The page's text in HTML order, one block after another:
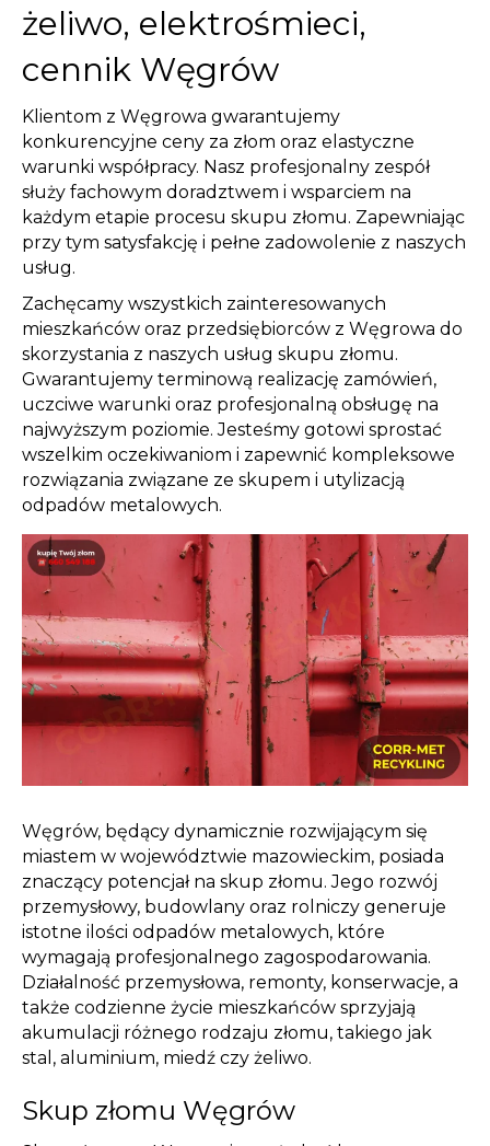
żeliwo, elektrośmieci,
cennik Węgrów
Klientom z Węgrowa gwarantujemy
konkurencyjne ceny za złom oraz elastyczne
warunki współpracy. Nasz profesjonalny zespół
służy fachowym doradztwem i wsparciem na
każdym etapie procesu skupu złomu. Zapewniając
przy tym satysfakcję i pełne zadowolenie z naszych
usług.
Zachęcamy wszystkich zainteresowanych
mieszkańców oraz przedsiębiorców z Węgrowa do
skorzystania z naszych usług skupu złomu.
Gwarantujemy terminową realizację zamówień,
uczciwe warunki oraz profesjonalną obsługę na
najwyższym poziomie. Jesteśmy gotowi sprostać
wszelkim oczekiwaniom i zapewnić kompleksowe
rozwiązania związane ze skupem i utylizacją
odpadów metalowych.
Węgrów, będący dynamicznie rozwijającym się
miastem w województwie mazowieckim, posiada
znaczący potencjał na skup złomu. Jego rozwój
przemysłowy, budowlany oraz rolniczy generuje
istotne ilości odpadów metalowych, które
wymagają profesjonalnego zagospodarowania.
Działalność przemysłowa, remonty, konserwacje, a
także codzienne życie mieszkańców sprzyjają
akumulacji różnego rodzaju złomu, takiego jak
stal, aluminium, miedź czy żeliwo.
Skup złomu Węgrów